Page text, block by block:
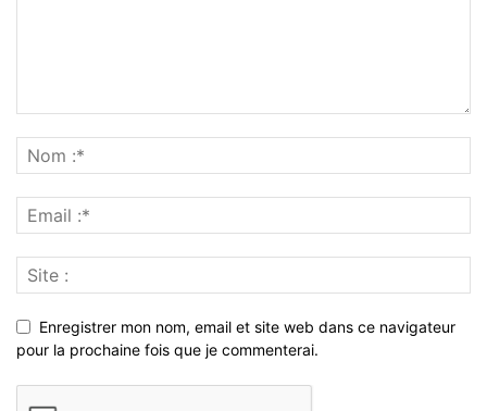
Enregistrer mon nom, email et site web dans ce navigateur
pour la prochaine fois que je commenterai.